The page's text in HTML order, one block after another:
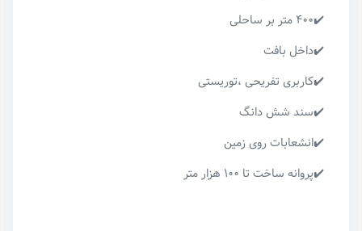
✔️۴۰۰ متر بر ساحلی
✔️داخل بافت
✔️کاربری تفریحی ،توریستی
✔️سند شش دانگ
✔️انشعابات روی زمین
✔️پروانه ساخت تا ۱۰۰ هزار متر